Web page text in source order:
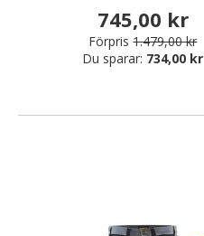
745,00 kr
Förpris 1.479,00 kr
Du sparar: 734,00 kr